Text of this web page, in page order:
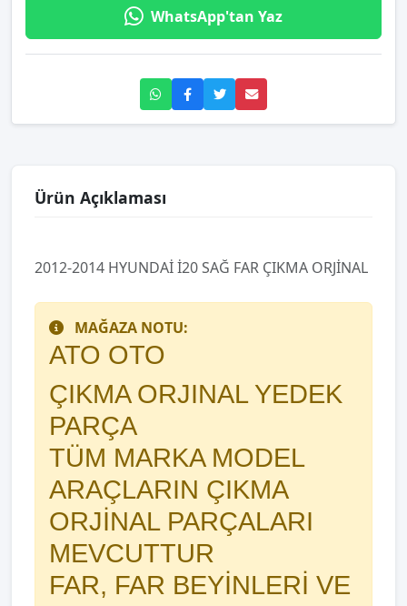
WhatsApp'tan Yaz
Ürün Açıklaması
2012-2014 HYUNDAİ İ20 SAĞ FAR ÇIKMA ORJİNAL
MAĞAZA NOTU:
ATO OTO
ÇIKMA ORJINAL YEDEK
PARÇA
TÜM MARKA MODEL
ARAÇLARIN ÇIKMA
ORJİNAL PARÇALARI
MEVCUTTUR
FAR, FAR BEYİNLERİ VE